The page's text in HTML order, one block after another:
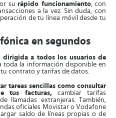
su rápido funcionamiento, con
a la vez. Sin duda, con
de tu línea móvil desde tu
en segundos
a todos los usuarios de
toda la información disponible en
contrato y tarifas de datos.
tareas sencillas como consultar
tus facturas,cambiar tarifas
llamadas extranjeras. También,
oficiales Movistar o Vodafone
saldo de líneas propias o de